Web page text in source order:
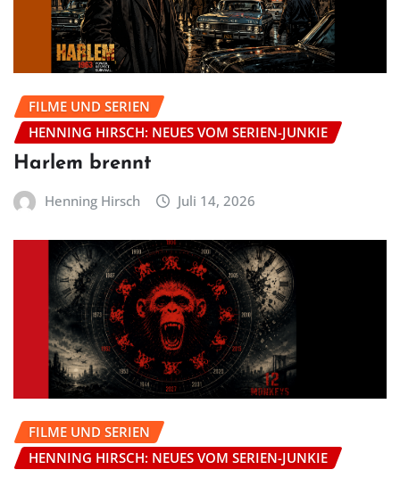
FILME UND SERIEN
HENNING HIRSCH: NEUES VOM SERIEN-JUNKIE
Harlem brennt
Henning Hirsch Juli 14, 2026
FILME UND SERIEN
HENNING HIRSCH: NEUES VOM SERIEN-JUNKIE